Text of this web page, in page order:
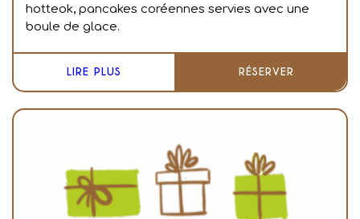
hotteok, pancakes coréennes servies avec une
boule de glace.
LIRE PLUS RÉSERVER